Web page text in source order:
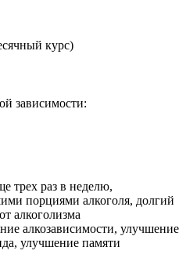
курс)
зависимости:
трех раз в неделю,
порциями алкоголя, долгий
алкоголизма
алкозависимости, улучшение
улучшение памяти